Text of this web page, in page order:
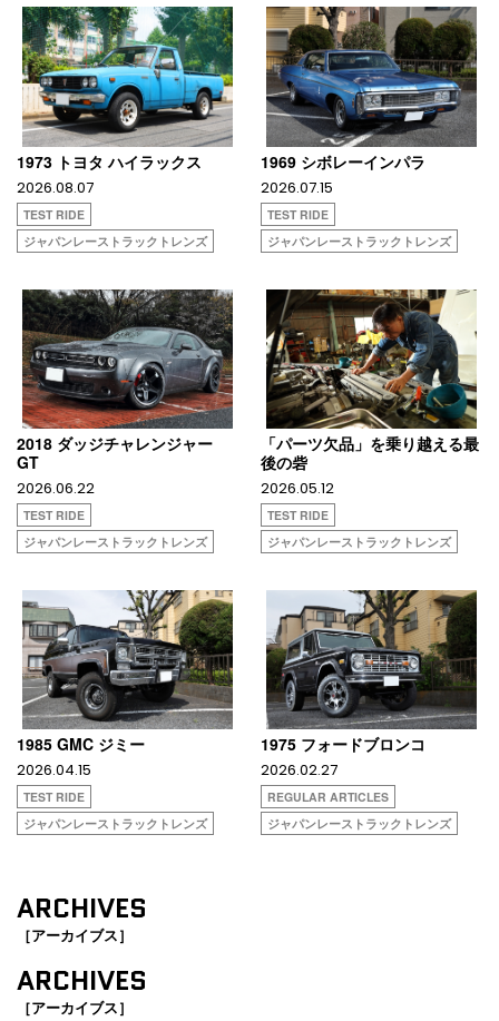
1973 トヨタ ハイラックス
2026.08.07
TEST RIDE
ジャパンレーストラックトレンズ
1969 シボレーインパラ
2026.07.15
TEST RIDE
ジャパンレーストラックトレンズ
2018 ダッジチャレンジャー
GT
2026.06.22
TEST RIDE
ジャパンレーストラックトレンズ
「パーツ欠品」を乗り越える最
後の砦
2026.05.12
TEST RIDE
ジャパンレーストラックトレンズ
1985 GMC ジミー
2026.04.15
TEST RIDE
ジャパンレーストラックトレンズ
1975 フォードブロンコ
2026.02.27
REGULAR ARTICLES
ジャパンレーストラックトレンズ
ARCHIVES
［アーカイブス］
ARCHIVES
［アーカイブス］